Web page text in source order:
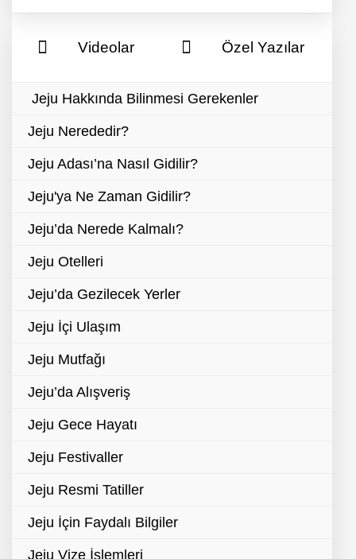
Videolar Özel Yazılar
Jeju Hakkında Bilinmesi Gerekenler
Jeju Nerededir?
Jeju Adası’na Nasıl Gidilir?
Jeju'ya Ne Zaman Gidilir?
Jeju’da Nerede Kalmalı?
Jeju Otelleri
Jeju’da Gezilecek Yerler
Jeju İçi Ulaşım
Jeju Mutfağı
Jeju’da Alışveriş
Jeju Gece Hayatı
Jeju Festivaller
Jeju Resmi Tatiller
Jeju İçin Faydalı Bilgiler
Jeju Vize İşlemleri